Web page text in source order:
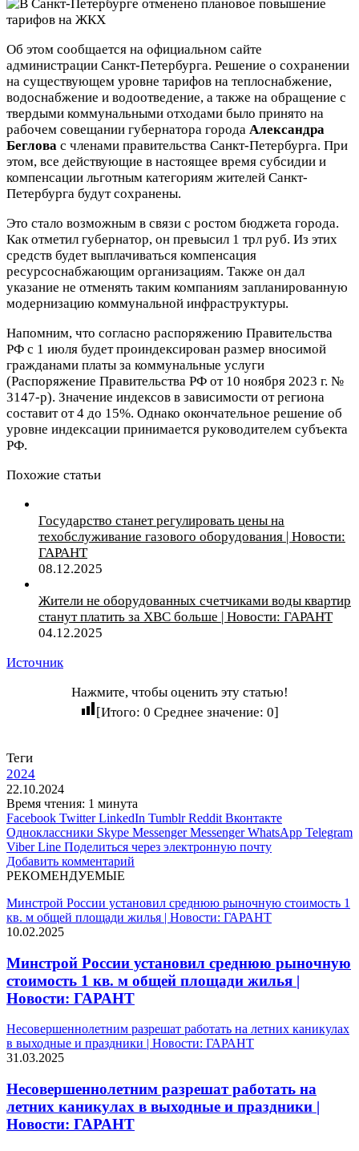
Об этом сообщается на официальном сайте
администрации Санкт-Петербурга. Решение о сохранении
на существующем уровне тарифов на теплоснабжение,
водоснабжение и водоотведение, а также на обращение с
твердыми коммунальными отходами было принято на
рабочем совещании губернатора города Александра
Беглова с членами правительства Санкт-Петербурга. При
этом, все действующие в настоящее время субсидии и
компенсации льготным категориям жителей Санкт-
Петербурга будут сохранены.
Это стало возможным в связи с ростом бюджета города.
Как отметил губернатор, он превысил 1 трл руб. Из этих
средств будет выплачиваться компенсация
ресурсоснабжающим организациям. Также он дал
указание не отменять таким компаниям запланированную
модернизацию коммунальной инфраструктуры.
Напомним, что согласно распоряжению Правительства
РФ с 1 июля будет проиндексирован размер вносимой
гражданами платы за коммунальные услуги
(Распоряжение Правительства РФ от 10 ноября 2023 г. №
3147-р). Значение индексов в зависимости от региона
составит от 4 до 15%. Однако окончательное решение об
уровне индексации принимается руководителем субъекта
РФ.
Похожие статьи
Государство станет регулировать цены на
техобслуживание газового оборудования | Новости:
ГАРАНТ
08.12.2025
Жители не оборудованных счетчиками воды квартир
станут платить за ХВС больше | Новости: ГАРАНТ
04.12.2025
Источник
Нажмите, чтобы оценить эту статью!
[Итого: 0 Среднее значение: 0]
Теги
2024
22.10.2024
Время чтения: 1 минута
Facebook Twitter LinkedIn Tumblr Reddit Вконтакте
Одноклассники Skype Messenger Messenger WhatsApp Telegram
Viber Line Поделиться через электронную почту
Добавить комментарий
РЕКОМЕНДУЕМЫЕ
Минстрой России установил среднюю рыночную стоимость 1
кв. м общей площади жилья | Новости: ГАРАНТ
10.02.2025
Минстрой России установил среднюю рыночную
стоимость 1 кв. м общей площади жилья |
Новости: ГАРАНТ
Несовершеннолетним разрешат работать на летних каникулах
в выходные и праздники | Новости: ГАРАНТ
31.03.2025
Несовершеннолетним разрешат работать на
летних каникулах в выходные и праздники |
Новости: ГАРАНТ